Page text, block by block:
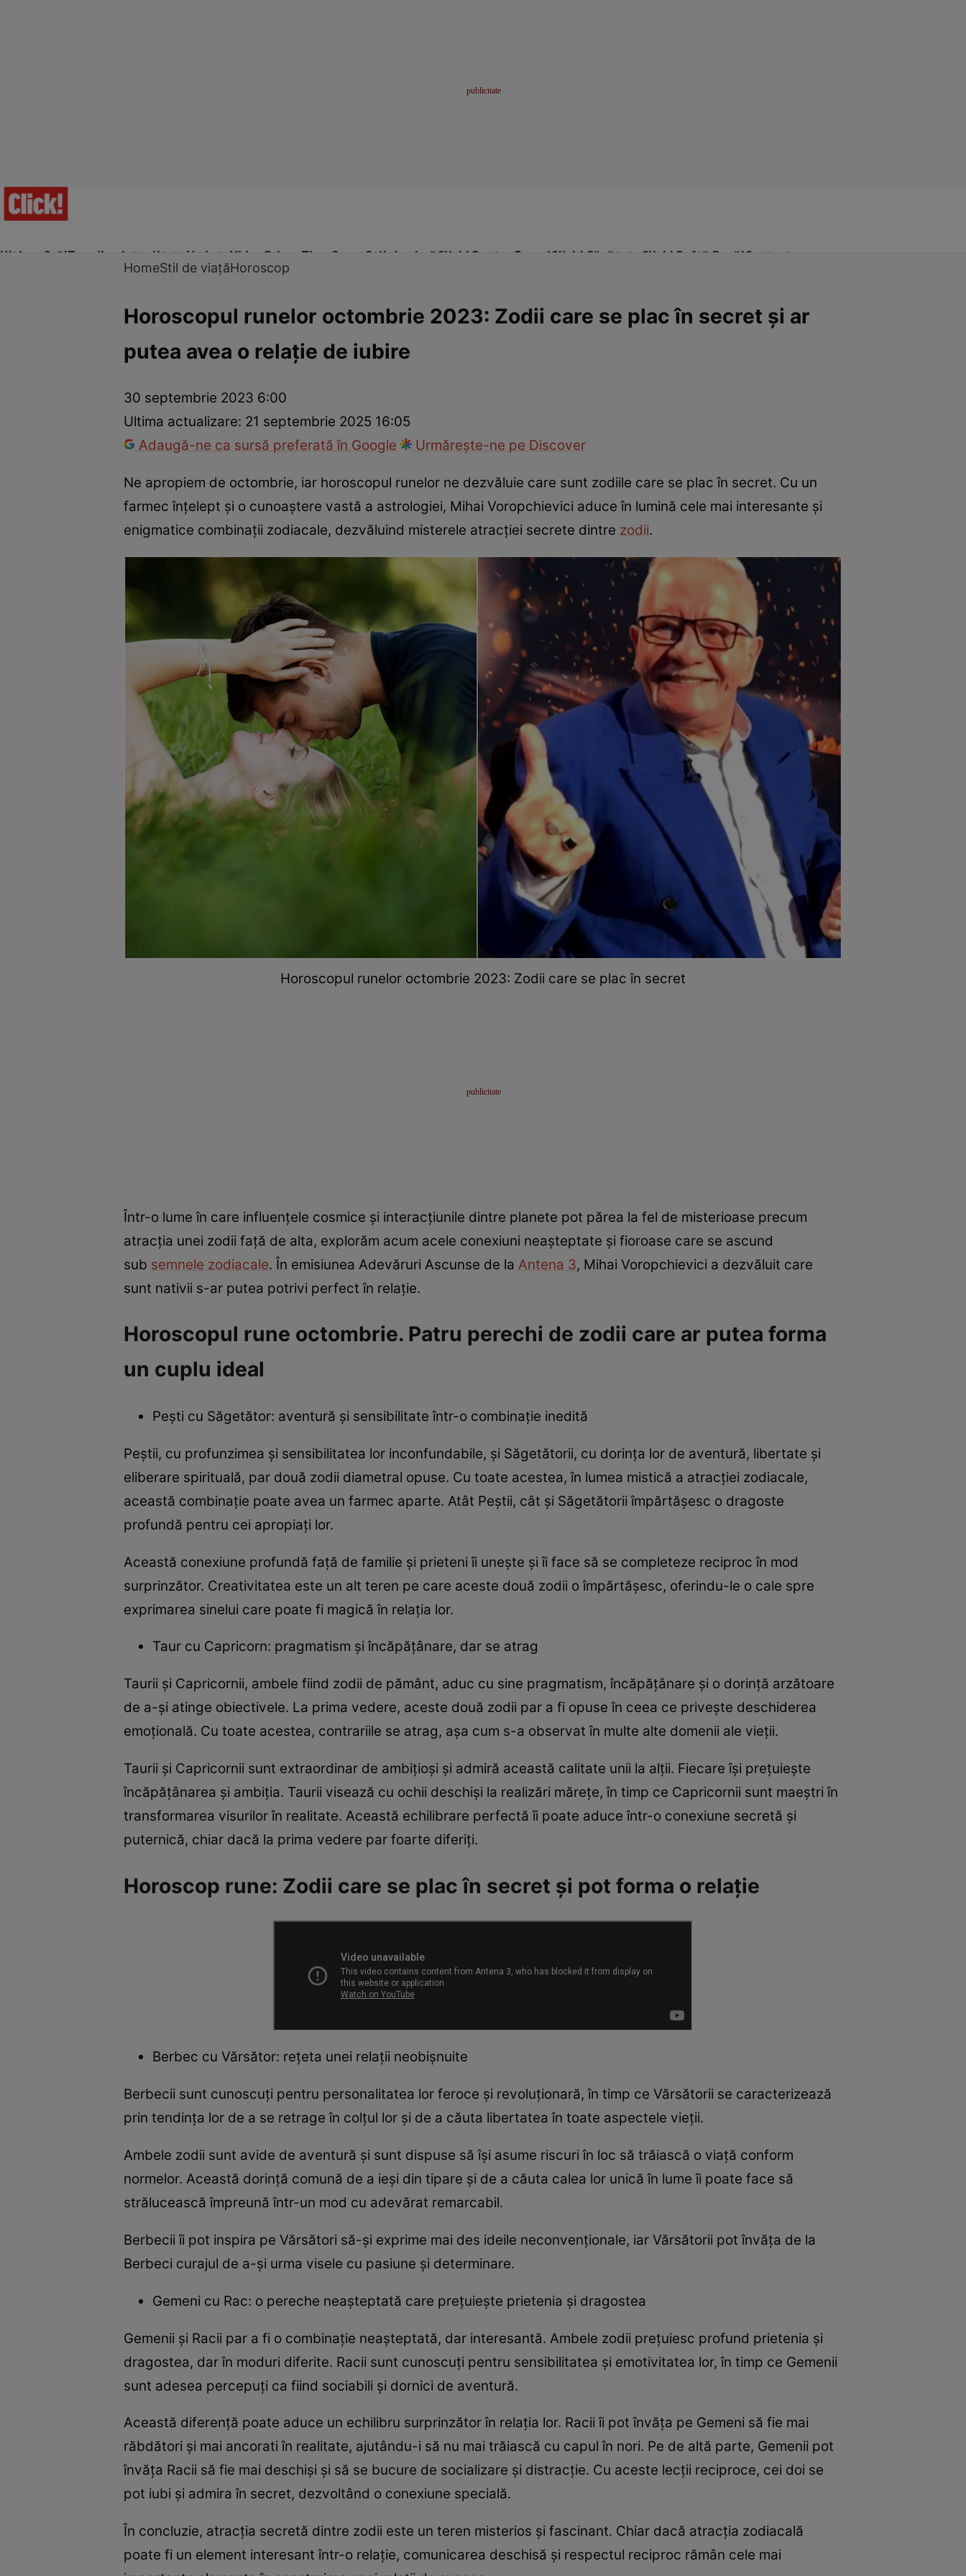
Ultima Oră!Trending Actualitate Vedete Video Prime Time SportStil de viațăClick! Pentru FemeiClick! Sănătate Click! Poftă Bună!Contact
Dragoste și SexEvenimenteHoroscopRețete culinare
HomeStil de viațăHoroscop
Horoscopul runelor octombrie 2023: Zodii care se plac în secret și ar
putea avea o relație de iubire
30 septembrie 2023 6:00
Ultima actualizare: 21 septembrie 2025 16:05
Adaugă-ne ca sursă preferată în Google
Urmărește-ne pe Discover
Ne apropiem de octombrie, iar horoscopul runelor ne dezvăluie care sunt zodiile care se plac în secret. Cu un
farmec înțelept și o cunoaștere vastă a astrologiei, Mihai Voropchievici aduce în lumină cele mai interesante și
enigmatice combinații zodiacale, dezvăluind misterele atracției secrete dintre zodii.
Horoscopul runelor octombrie 2023: Zodii care se plac în secret
Într-o lume în care influențele cosmice și interacțiunile dintre planete pot părea la fel de misterioase precum
atracția unei zodii față de alta, explorăm acum acele conexiuni neașteptate și fioroase care se ascund
sub semnele zodiacale. În emisiunea Adevăruri Ascunse de la Antena 3, Mihai Voropchievici a dezvăluit care
sunt nativii s-ar putea potrivi perfect în relație.
Horoscopul rune octombrie. Patru perechi de zodii care ar putea forma
un cuplu ideal
Pești cu Săgetător: aventură și sensibilitate într-o combinație inedită
Peștii, cu profunzimea și sensibilitatea lor inconfundabile, și Săgetătorii, cu dorința lor de aventură, libertate și
eliberare spirituală, par două zodii diametral opuse. Cu toate acestea, în lumea mistică a atracției zodiacale,
această combinație poate avea un farmec aparte. Atât Peștii, cât și Săgetătorii împărtășesc o dragoste
profundă pentru cei apropiați lor.
Această conexiune profundă față de familie și prieteni îi unește și îi face să se completeze reciproc în mod
surprinzător. Creativitatea este un alt teren pe care aceste două zodii o împărtășesc, oferindu-le o cale spre
exprimarea sinelui care poate fi magică în relația lor.
Taur cu Capricorn: pragmatism și încăpățânare, dar se atrag
Taurii și Capricornii, ambele fiind zodii de pământ, aduc cu sine pragmatism, încăpățânare și o dorință arzătoare
de a-și atinge obiectivele. La prima vedere, aceste două zodii par a fi opuse în ceea ce privește deschiderea
emoțională. Cu toate acestea, contrariile se atrag, așa cum s-a observat în multe alte domenii ale vieții.
Taurii și Capricornii sunt extraordinar de ambițioși și admiră această calitate unii la alții. Fiecare își prețuiește
încăpățânarea și ambiția. Taurii visează cu ochii deschiși la realizări mărețe, în timp ce Capricornii sunt maeștri în
transformarea visurilor în realitate. Această echilibrare perfectă îi poate aduce într-o conexiune secretă și
puternică, chiar dacă la prima vedere par foarte diferiți.
Horoscop rune: Zodii care se plac în secret și pot forma o relație
Berbec cu Vărsător: rețeta unei relații neobișnuite
Berbecii sunt cunoscuți pentru personalitatea lor feroce și revoluționară, în timp ce Vărsătorii se caracterizează
prin tendința lor de a se retrage în colțul lor și de a căuta libertatea în toate aspectele vieții.
Ambele zodii sunt avide de aventură și sunt dispuse să își asume riscuri în loc să trăiască o viață conform
normelor. Această dorință comună de a ieși din tipare și de a căuta calea lor unică în lume îi poate face să
strălucească împreună într-un mod cu adevărat remarcabil.
Berbecii îi pot inspira pe Vărsători să-și exprime mai des ideile neconvenționale, iar Vărsătorii pot învăța de la
Berbeci curajul de a-și urma visele cu pasiune și determinare.
Gemeni cu Rac: o pereche neașteptată care prețuiește prietenia și dragostea
Gemenii și Racii par a fi o combinație neașteptată, dar interesantă. Ambele zodii prețuiesc profund prietenia și
dragostea, dar în moduri diferite. Racii sunt cunoscuți pentru sensibilitatea și emotivitatea lor, în timp ce Gemenii
sunt adesea percepuți ca fiind sociabili și dornici de aventură.
Această diferență poate aduce un echilibru surprinzător în relația lor. Racii îi pot învăța pe Gemeni să fie mai
răbdători și mai ancorati în realitate, ajutându-i să nu mai trăiască cu capul în nori. Pe de altă parte, Gemenii pot
învăța Racii să fie mai deschiși și să se bucure de socializare și distracție. Cu aceste lecții reciproce, cei doi se
pot iubi și admira în secret, dezvoltând o conexiune specială.
În concluzie, atracția secretă dintre zodii este un teren misterios și fascinant. Chiar dacă atracția zodiacală
poate fi un element interesant într-o relație, comunicarea deschisă și respectul reciproc rămân cele mai